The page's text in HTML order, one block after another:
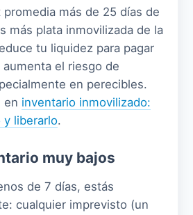
más de 25 días de
más plata inmovilizada de la
tu liquidez para pagar
el riesgo de
en perecibles.
en inventario inmovilizado:
y liberarlo.
muy bajos
de 7 días, estás
cualquier imprevisto (un